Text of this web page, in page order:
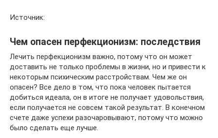
Источник:
Чем опасен перфекционизм: последствия
Лечить перфекционизм важно, потому что он может
доставить не только проблемы в жизни, но и привести к
некоторым психическим расстройствам. Чем же он
опасен? Все дело в том, что пока человек пытается
добиться идеала, он в итоге не получает удовольствия,
если получается не совсем такой результат. В конечном
счете даже успехи разочаровывают, потому что можно
было сделать еще лучше.